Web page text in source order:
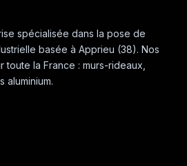
spécialisée dans la pose de
basée à Apprieu (38). Nos
la France : murs-rideaux,
aluminium.